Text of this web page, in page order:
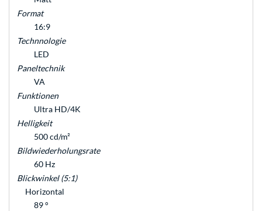
Format
16:9
Technnologie
LED
Paneltechnik
VA
Funktionen
Ultra HD/4K
Helligkeit
500 cd/m²
Bildwiederholungsrate
60 Hz
Blickwinkel (5:1)
Horizontal
89 °